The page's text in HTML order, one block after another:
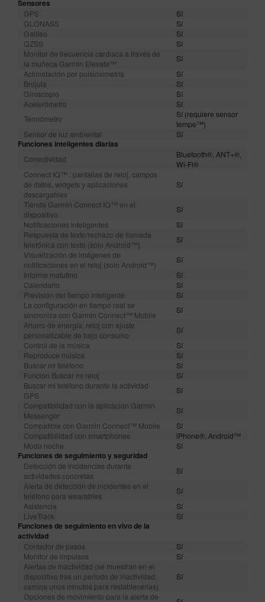
Sensores
GPS
Sí
GLONASS
Sí
Galileo
Sí
QZSS
Sí
Monitor de frecuencia cardiaca a través de
la muñeca Garmin Elevate™
Sí
Aclimatación por pulsioximetría
Sí
Brújula
Sí
Giroscopio
Sí
Acelerómetro
Sí
Termómetro
Sí (requiere sensor
tempe™)
Sensor de luz ambiental
Sí
Funciones inteligentes diarias
Conectividad
Bluetooth®, ANT+®,
Wi-Fi®
Connect IQ™ : pantallas de reloj, campos
de datos, widgets y aplicaciones
descargables
Sí
Tienda Garmin Connect IQ™ en el
dispositivo
Sí
Notificaciones inteligentes
Sí
Respuesta de texto/rechazo de llamada
telefónica con texto (solo Android™)
Sí
Visualización de imágenes de
notificaciones en el reloj (solo Android™)
Sí
Informe matutino
Sí
Calendario
Sí
Previsión del tiempo inteligente
Sí
La configuración en tiempo real se
sincroniza con Garmin Connect™ Mobile
Sí
Ahorro de energía: reloj con ajuste
personalizable de bajo consumo
Sí
Control de la música
Sí
Reproduce música
Sí
Buscar mi teléfono
Sí
Función Buscar mi reloj
Sí
Buscar mi teléfono durante la actividad
GPS
Sí
Compatibilidad con la aplicación Garmin
Messenger
Sí
Compatible con Garmin Connect™ Mobile
Sí
Compatibilidad con smartphones
iPhone®, Android™
Modo noche
Sí
Funciones de seguimiento y seguridad
Detección de incidencias durante
actividades concretas
Sí
Alerta de detección de incidentes en el
teléfono para wearables
Sí
Asistencia
Sí
LiveTrack
Sí
Funciones de seguimiento en vivo de la
actividad
Contador de pasos
Sí
Monitor de impulsos
Sí
Alertas de inactividad (se muestran en el
dispositivo tras un periodo de inactividad;
camina unos minutos para restablecerlas)
Sí
Opciones de movimiento para la alerta de